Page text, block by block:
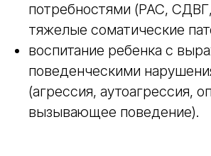
потребностями (РАС,
тяжелые соматические
воспитание ребенка с
поведенческими
(агрессия, аутоагрессия,
вызывающее поведение).